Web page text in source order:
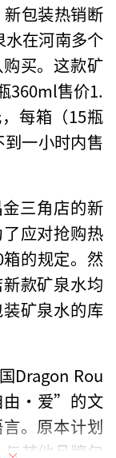
包装热销断
水在河南多个
买。这款矿
360ml售价1.
每箱（15瓶
一小时内售
三角店的新
应对抢购热
的规定。然
款矿泉水均
矿泉水的库
Dragon Rou
由·爱”的文
。原本计划
其他品牌包